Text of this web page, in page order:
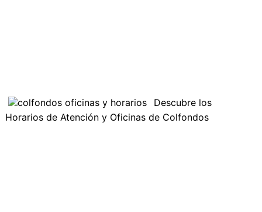
Descubre los
Horarios de Atención y Oficinas de Colfondos